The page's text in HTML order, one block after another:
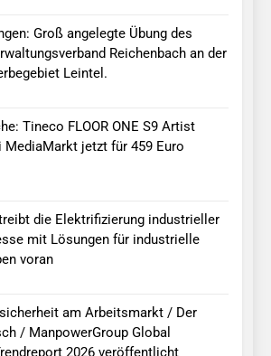
Groß angelegte Übung des
Reichenbach an der
Leintel.
Tineco FLOOR ONE S9 Artist
MediaMarkt jetzt für 459 Euro
die Elektrifizierung industrieller
mit Lösungen für industrielle
voran
am Arbeitsmarkt / Der
/ ManpowerGroup Global
2026 veröffentlicht